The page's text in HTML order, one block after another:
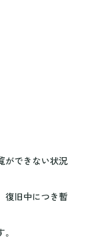
ができない状況
復旧中につき暫